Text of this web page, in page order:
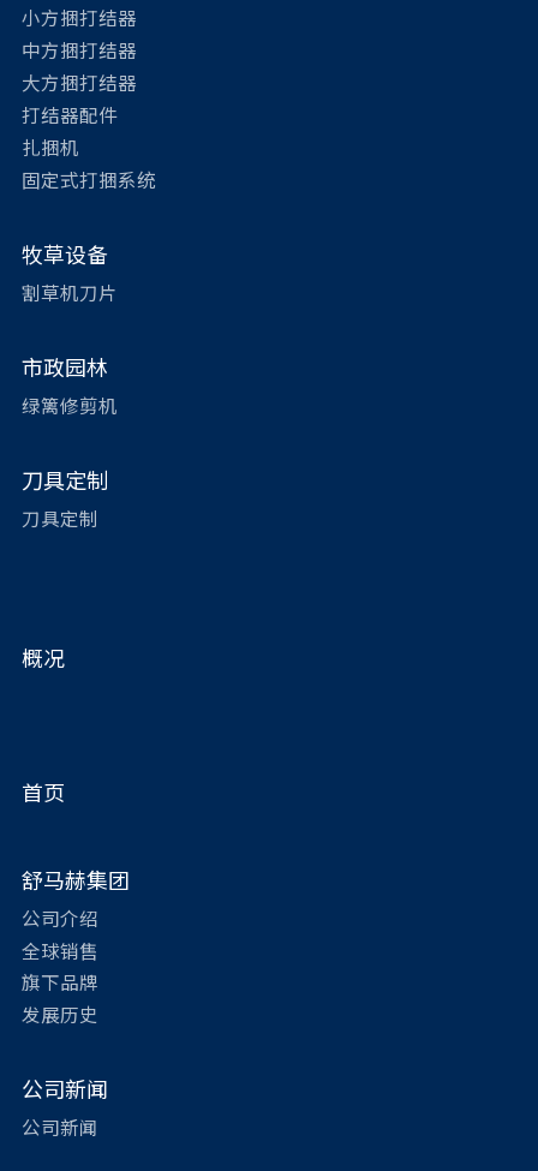
小方捆打结器
中方捆打结器
大方捆打结器
打结器配件
扎捆机
固定式打捆系统
牧草设备
割草机刀片
市政园林
绿篱修剪机
刀具定制
刀具定制
概况
首页
舒马赫集团
公司介绍
全球销售
旗下品牌
发展历史
公司新闻
公司新闻